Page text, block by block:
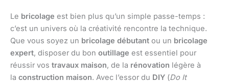
Le bricolage est bien plus qu’un simple passe-temps :
c’est un univers où la créativité rencontre la technique.
Que vous soyez un bricolage débutant ou un bricolage
expert, disposer du bon outillage est essentiel pour
réussir vos travaux maison, de la rénovation légère à
la construction maison. Avec l’essor du DIY (Do It